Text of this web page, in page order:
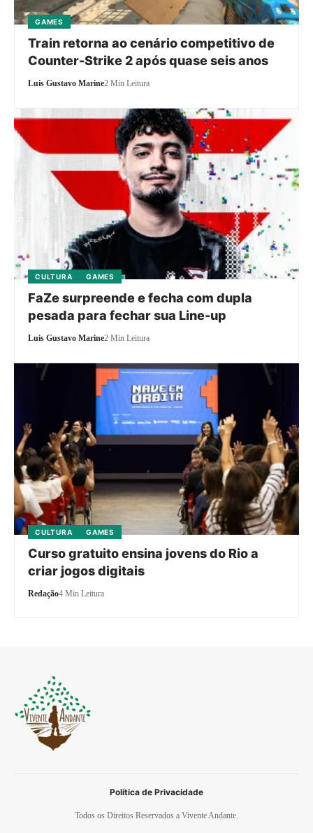
GAMES
Train retorna ao cenário competitivo de
Counter-Strike 2 após quase seis anos
Luis Gustavo Marine2 Min Leitura
CULTURA GAMES
FaZe surpreende e fecha com dupla
pesada para fechar sua Line-up
Luis Gustavo Marine2 Min Leitura
CULTURA GAMES
Curso gratuito ensina jovens do Rio a
criar jogos digitais
Redação4 Min Leitura
Todos os Direitos Reservados a Vivente Andante.
Política de Privacidade